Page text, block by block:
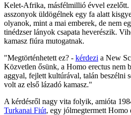
Kelet-Afrika, másfélmillió évvel
asszonyok üldögélnek egy fa alatt
olyanok, mint a mai emberek, de nem
tinédzser lányok csapata heverészik.
kamasz fiúra mutogatnak.
"Megtörténhetett ez? - kérdezi a New
Közvetlen ősünk, a Homo erectus nem
aggyal, fejlett kultúrával, talán beszélni
volt az első lázadó kamasz."
A kérdésről nagy vita folyik, amióta
Turkanai Fiút, egy jólmegtermett Homo